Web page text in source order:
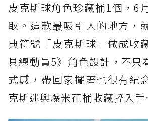
皮克斯球角色珍藏桶1個，6
取。這款最吸引人的地方，
典符號「皮克斯球」做成收
具總動員5》角色設計，不只
式感，帶回家擺著也很有紀
克斯迷與爆米花桶收藏控入手